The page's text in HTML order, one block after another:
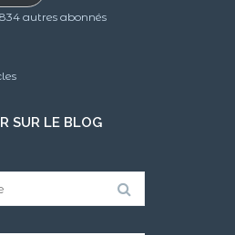
autres abonnés
SUR LE BLOG